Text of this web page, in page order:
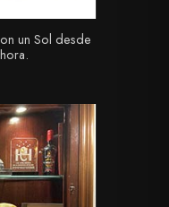
un Sol desde